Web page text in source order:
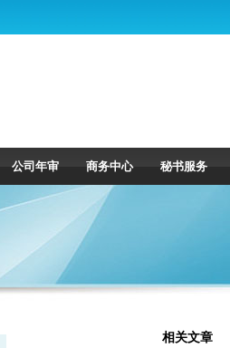
公司年审 商务中心 秘书服务
相关文章